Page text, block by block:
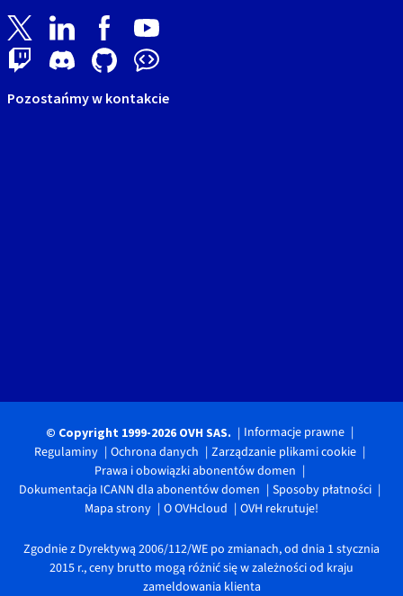
Pozostańmy w kontakcie
© Copyright 1999-2026 OVH SAS.
Informacje prawne
Regulaminy
Ochrona danych
Zarządzanie plikami cookie
Prawa i obowiązki abonentów domen
Dokumentacja ICANN dla abonentów domen
Sposoby płatności
Mapa strony
O OVHcloud OVH rekrutuje!
Zgodnie z Dyrektywą 2006/112/WE po zmianach, od dnia 1 stycznia
2015 r., ceny brutto mogą różnić się w zależności od kraju
zameldowania klienta